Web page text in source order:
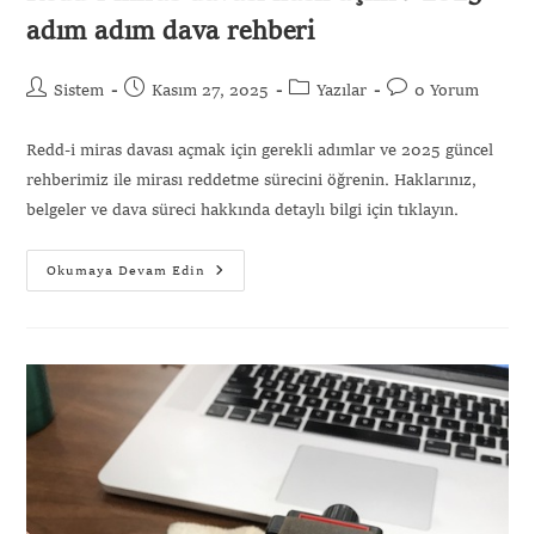
adım adım dava rehberi
Sistem Kasım 27, 2025 Yazılar 0 Yorum
Redd-i miras davası açmak için gerekli adımlar ve 2025 güncel
rehberimiz ile mirası reddetme sürecini öğrenin. Haklarınız,
belgeler ve dava süreci hakkında detaylı bilgi için tıklayın.
Okumaya Devam Edin